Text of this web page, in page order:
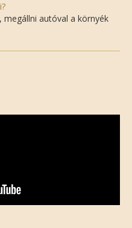
autóval a környék